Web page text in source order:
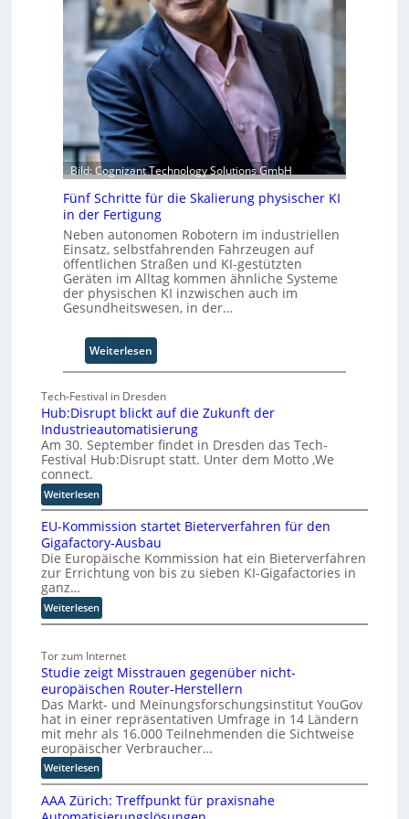
o
r
m
w
a
y
s
b
e
i
e
r
Z
u
k
u
n
f
t
f
t
S
t
e
n
S
c
w
a
b
z
u
m
C
C
O
Bild: Cognizant Technology Solutions GmbH
Fünf Schritte für die Skalierung physischer KI
in der Fertigung
Neben autonomen Robotern im industriellen
Einsatz, selbstfahrenden Fahrzeugen auf
öffentlichen Straßen und KI-gestützten
Geräten im Alltag kommen ähnliche Systeme
der physischen KI inzwischen auch im
Gesundheitswesen, in der…
Weiterlesen
F
n
f
S
c
h
i
t
t
e
f
d
S
k
a
l
i
r
u
Tech-Festival in Dresden
Hub:Disrupt blickt auf die Zukunft der
Industrieautomatisierung
Am 30. September findet in Dresden das Tech-
Festival Hub:Disrupt statt. Unter dem Motto ‚We
connect.
Weiterlesen:
H
u
b
:
D
s
r
p
t
b
l
i
c
k
t
a
u
EU-Kommission startet Bieterverfahren für den
Gigafactory-Ausbau
Die Europäische Kommission hat ein Bieterverfahren
zur Errichtung von bis zu sieben KI-Gigafactories in
ganz…
Weiterlesen:
E
-
K
o
m
m
i
s
s
i
o
Tor zum Internet
Studie zeigt Misstrauen gegenüber nicht-
europäischen Router-Herstellern
Das Markt- und Meinungsforschungsinstitut YouGov
hat in einer repräsentativen Umfrage in 14 Ländern
mit mehr als 16.000 Teilnehmenden die Sichtweise
europäischer Verbraucher…
Weiterlesen:
S
t
u
AAA Zürich: Treffpunkt für praxisnahe